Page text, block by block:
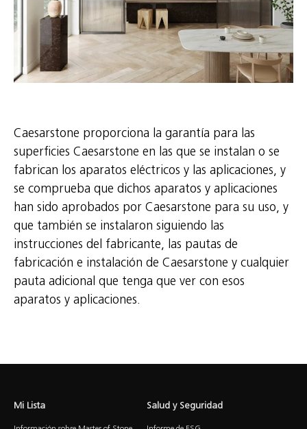
Caesarstone proporciona la garantía para las
superficies Caesarstone en las que se instalan o se
fabrican los aparatos eléctricos y las aplicaciones, y
se comprueba que dichos aparatos y aplicaciones
han sido aprobados por Caesarstone para su uso, y
que también se instalaron siguiendo las
instrucciones del fabricante, las pautas de
fabricación e instalación de Caesarstone y cualquier
pauta adicional que tenga que ver con esos
aparatos y aplicaciones.
Mi Lista Salud y Seguridad